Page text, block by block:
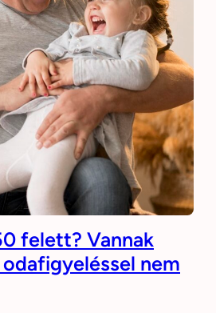
felett? Vannak
nem